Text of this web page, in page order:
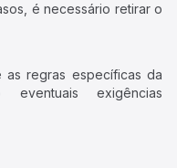
é necessário retirar o
as regras específicas da
exigências